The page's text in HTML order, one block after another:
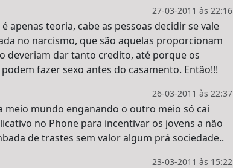
27-03-2011 às 22:16
apenas teoria, cabe as pessoas decidir se vale
no narcismo, que são aquelas proporcionam
deveriam dar tanto credito, até porque os
fazer sexo antes do casamento. Então!!!
26-03-2011 às 22:37
meio mundo enganando o outro meio só cai
no Phone para incentivar os jovens a não
de trastes sem valor algum prá sociedade..
23-03-2011 às 15:22